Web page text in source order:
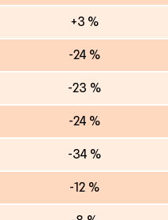
+3 %
-24 %
-23 %
-24 %
-34 %
-12 %